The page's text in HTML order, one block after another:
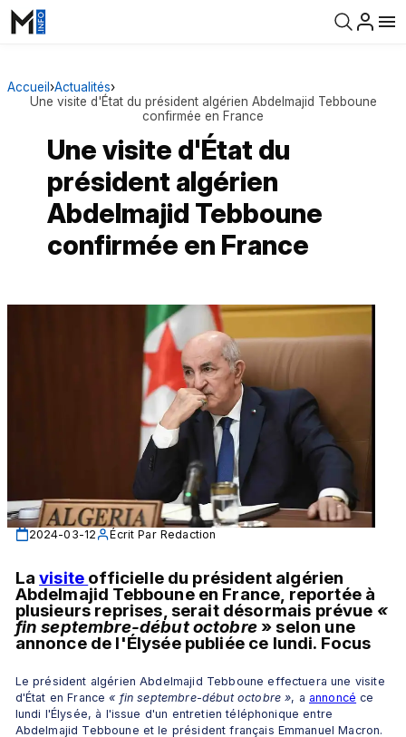
Accueil ›Actualités›
Une visite d'État du président algérien Abdelmajid Tebboune
confirmée en France
Une visite d'État du
président algérien
Abdelmajid Tebboune
confirmée en France
2024-03-12 Écrit Par Redaction
La visite officielle du président algérien
Abdelmajid Tebboune en France, reportée à
plusieurs reprises, serait désormais prévue «
fin septembre-début octobre » selon une
annonce de l'Élysée publiée ce lundi. Focus
Le président algérien Abdelmajid Tebboune effectuera une visite
d'État en France « fin septembre-début octobre », a annoncé ce
lundi l'Élysée, à l'issue d'un entretien téléphonique entre
Abdelmajid Tebboune et le président français Emmanuel Macron.